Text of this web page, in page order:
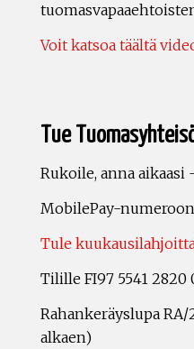
Voit katsoa täältä
Tue
Rukoile, anna aikaasi
MobilePay-
Tule
Tilille FI97 5541 2820
Rahankeräyslupa RA/
alkaen)